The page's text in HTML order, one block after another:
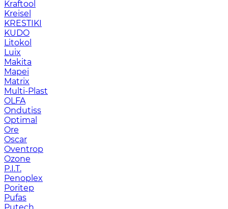
Kraftool
Kreisel
KRESTIKI
KUDO
Litokol
Luix
Makita
Mapei
Matrix
Multi-Plast
OLFA
Ondutiss
Optimal
Ore
Oscar
Oventrop
Ozone
P.I.T.
Penoplex
Poritep
Pufas